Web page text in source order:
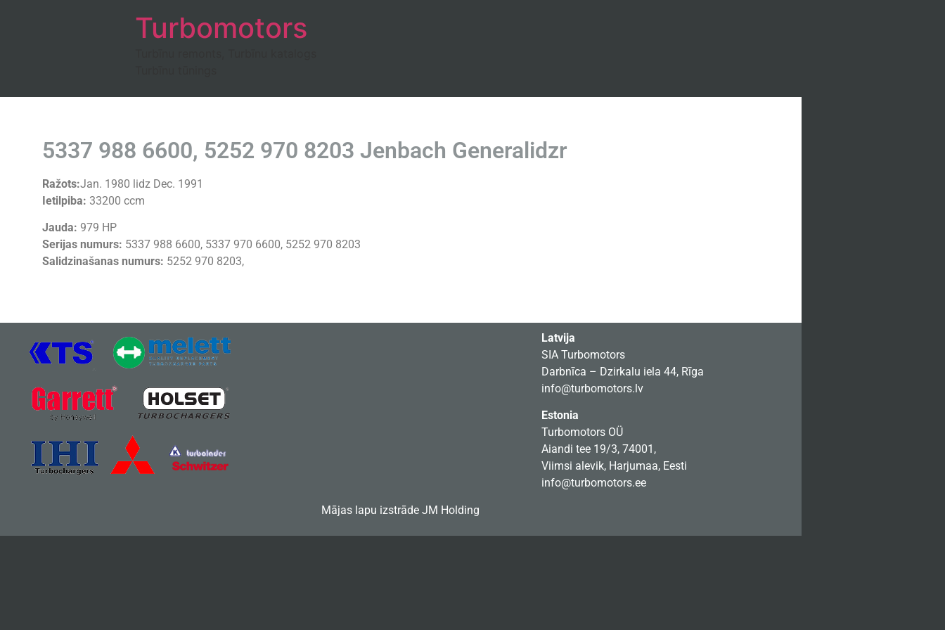
Turbomotors
5337 988 6600, 5252 970 8203 Jenbach Generalidzr
Ražots:Jan. 1980 lidz Dec. 1991
Ietilpiba: 33200 ccm
Jauda: 979 HP
Serijas numurs: 5337 988 6600, 5337 970 6600, 5252 970 8203
Salidzinašanas numurs: 5252 970 8203,
Mājas lapu izstrāde JM Holding
Latvija
SIA Turbomotors
Darbnīca – Dzirkalu iela 44, Rīga
info@turbomotors.lv
Estonia
Turbomotors OÜ
Aiandi tee 19/3, 74001,
Viimsi alevik, Harjumaa, Eesti
info@turbomotors.ee